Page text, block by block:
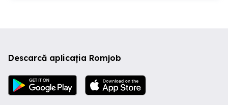
Descarcă aplicația Romjob